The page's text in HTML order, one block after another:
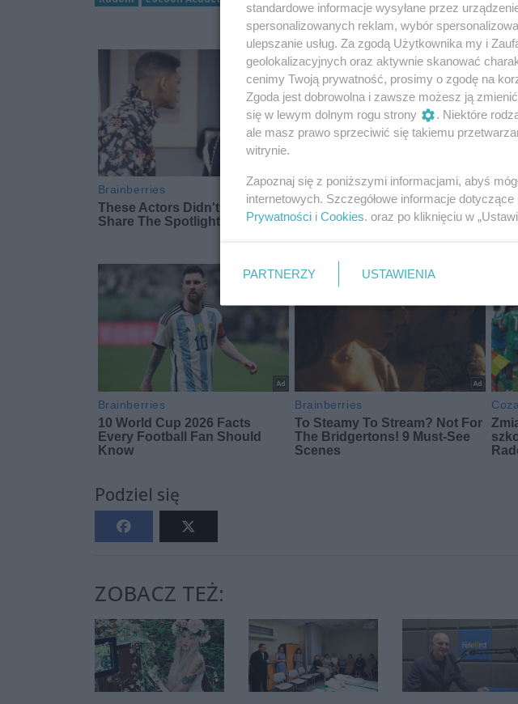
Podziel się
ZOBACZ TEŻ:
standardowe informacje wysyłane przez
spersonalizowanych reklam, wybór
ulepszanie usług. Za zgodą Użytkownika my i
geolokalizacyjnych oraz aktywnie skanować
cenimy Twoją prywatność, prosimy o zgodę na
Zgoda jest dobrowolna i zawsze możesz ją
się w lewym dolnym rogu strony
. Niektóre
ale masz prawo sprzeciwić się takiemu
witrynie.
Zapoznaj się z poniższymi informacjami, abyś
internetowych. Szczegółowe informacje
Prywatności i Cookies. oraz po kliknięciu w
PARTNERZY USTAWIENIA